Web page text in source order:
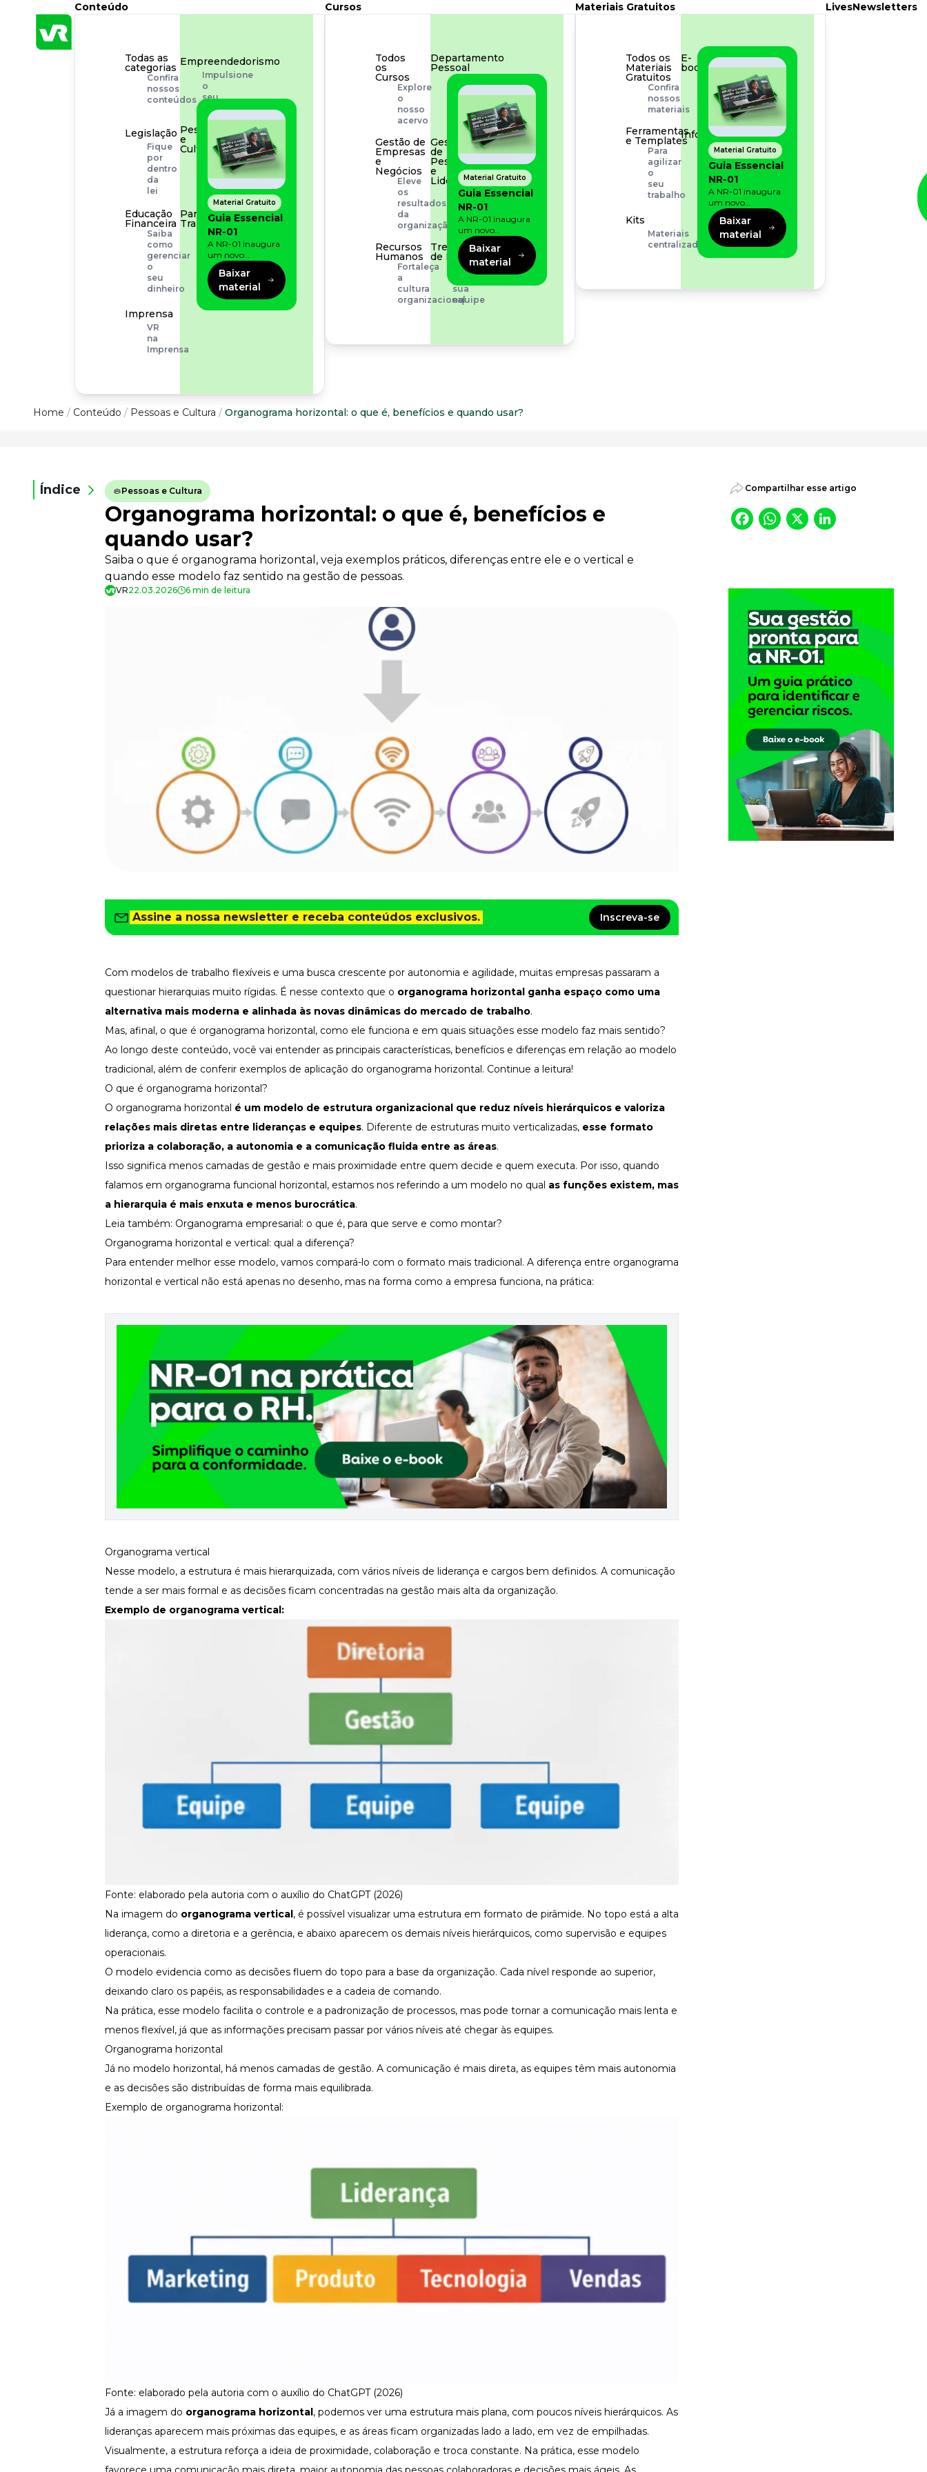
Conteúdo
Todas as
categorias
Confira
nossos
conteúdos
Empreendedorismo
Impulsione
o
seu
negócio
Legislação
Fique
por
dentro
da
lei
Pessoas
e
Cultura
Aprimore
cultura
organizacional
Educação
Financeira
Saiba
como
gerenciar
o
seu
dinheiro
Para o
Trabalhador
Tudo
para
facilitar
rotina
Imprensa
VR
na
Imprensa
Material Gratuito
Guia Essencial
NR-01
A NR-01 inaugura
um novo
momento na
prevenção de riscos:
agora, além dos
fatores físicos e
operacionais, as
Baixar
material
Cursos
Todos
os
Cursos
Explore
o
nosso
acervo
Departamento
Pessoal
Para
simplificar
processos
Gestão de
Empresas
e
Negócios
Eleve
os
resultados
da
organização
Gestão
de
Pessoas
e
Liderança
Capacitação
com
especialistas
Recursos
Humanos
Fortaleça
a
cultura
organizacional
Treinamento
de Produto
Desenvolva
sua
equipe
Material Gratuito
Guia Essencial
NR-01
A NR-01 inaugura
um novo
momento na
prevenção de riscos:
agora, além dos
fatores físicos e
operacionais, as
empresas precisam
olhar também
Baixar
material
Materiais Gratuitos
Todos os
Materiais
Gratuitos
Confira
nossos
materiais
E-
book
Aprofunde
seu
conhecimento
Ferramentas
e Templates
Para
agilizar
o
seu
trabalho
Infográfico
Conteúdo
prático
rápido
Kits
Materiais
centralizados
Material Gratuito
Guia Essencial
NR-01
A NR-01 inaugura
um novo
momento na
prevenção de riscos:
agora, além dos
fatores físicos e
operacionais, as
para os riscos
Baixar
material
LivesNewsletters
Conteúdo
Todas as categorias
Confira nossos conteúdos
Empreendedorismo
Impulsione o seu negócio
Fique por dentro da lei
Pessoas e Cultura
Aprimore a cultura organizacional
Explore o nosso acervo
Departamento Pessoal
Para simplificar os processos
Capacitação com especialistas
Recursos Humanos
Fortaleça a cultura organizacional
Desenvolva a sua equipe
Materiais Gratuitos
Todos os Materiais Gratuitos
Aprofunde seu conhecimento
Ferramentas e Templates
Para agilizar o seu trabalho
Infográfico
Materiais centralizados
Newsletters
Home / Conteúdo / Pessoas e Cultura / Organograma horizontal: o que é, benefícios e quando usar?
Índice Pessoas e Cultura
Organograma horizontal: o que é, benefícios e
quando usar?
Saiba o que é organograma horizontal, veja exemplos práticos, diferenças entre ele e o vertical e
quando esse modelo faz sentido na gestão de pessoas.
VR22.03.2026 6 min de leitura
Assine a nossa newsletter e receba conteúdos exclusivos. Inscreva-se
Com modelos de trabalho flexíveis e uma busca crescente por autonomia e agilidade, muitas empresas passaram a
questionar hierarquias muito rígidas. É nesse contexto que o organograma horizontal ganha espaço como uma
alternativa mais moderna e alinhada às novas dinâmicas do mercado de trabalho.
Mas, afinal, o que é organograma horizontal, como ele funciona e em quais situações esse modelo faz mais sentido?
Ao longo deste conteúdo, você vai entender as principais características, benefícios e diferenças em relação ao modelo
tradicional, além de conferir exemplos de aplicação do organograma horizontal. Continue a leitura!
O que é organograma horizontal?
O organograma horizontal é um modelo de estrutura organizacional que reduz níveis hierárquicos e valoriza
relações mais diretas entre lideranças e equipes. Diferente de estruturas muito verticalizadas, esse formato
prioriza a colaboração, a autonomia e a comunicação fluida entre as áreas.
Isso significa menos camadas de gestão e mais proximidade entre quem decide e quem executa. Por isso, quando
falamos em organograma funcional horizontal, estamos nos referindo a um modelo no qual as funções existem, mas
a hierarquia é mais enxuta e menos burocrática.
Leia também: Organograma empresarial: o que é, para que serve e como montar?
Organograma horizontal e vertical: qual a diferença?
Para entender melhor esse modelo, vamos compará-lo com o formato mais tradicional. A diferença entre organograma
horizontal e vertical não está apenas no desenho, mas na forma como a empresa funciona, na prática:
Organograma vertical
Nesse modelo, a estrutura é mais hierarquizada, com vários níveis de liderança e cargos bem definidos. A comunicação
tende a ser mais formal e as decisões ficam concentradas na gestão mais alta da organização.
Exemplo de organograma vertical:
Fonte: elaborado pela autoria com o auxílio do ChatGPT (2026)
Na imagem do organograma vertical , é possível visualizar uma estrutura em formato de pirâmide. No topo está a alta
liderança, como a diretoria e a gerência, e abaixo aparecem os demais níveis hierárquicos, como supervisão e equipes
operacionais.
O modelo evidencia como as decisões fluem do topo para a base da organização. Cada nível responde ao superior,
deixando claro os papéis, as responsabilidades e a cadeia de comando.
Na prática, esse modelo facilita o controle e a padronização de processos, mas pode tornar a comunicação mais lenta e
menos flexível, já que as informações precisam passar por vários níveis até chegar às equipes.
Organograma horizontal
Já no modelo horizontal, há menos camadas de gestão. A comunicação é mais direta, as equipes têm mais autonomia
e as decisões são distribuídas de forma mais equilibrada.
Exemplo de organograma horizontal:
Fonte: elaborado pela autoria com o auxílio do ChatGPT (2026)
Já a imagem do organograma horizontal, podemos ver uma estrutura mais plana, com poucos níveis hierárquicos. As
lideranças aparecem mais próximas das equipes, e as áreas ficam organizadas lado a lado, em vez de empilhadas.
Visualmente, a estrutura reforça a ideia de proximidade, colaboração e troca constante. Na prática, esse modelo
Compartilhar esse artigo
Facebook
WhatsApp
X